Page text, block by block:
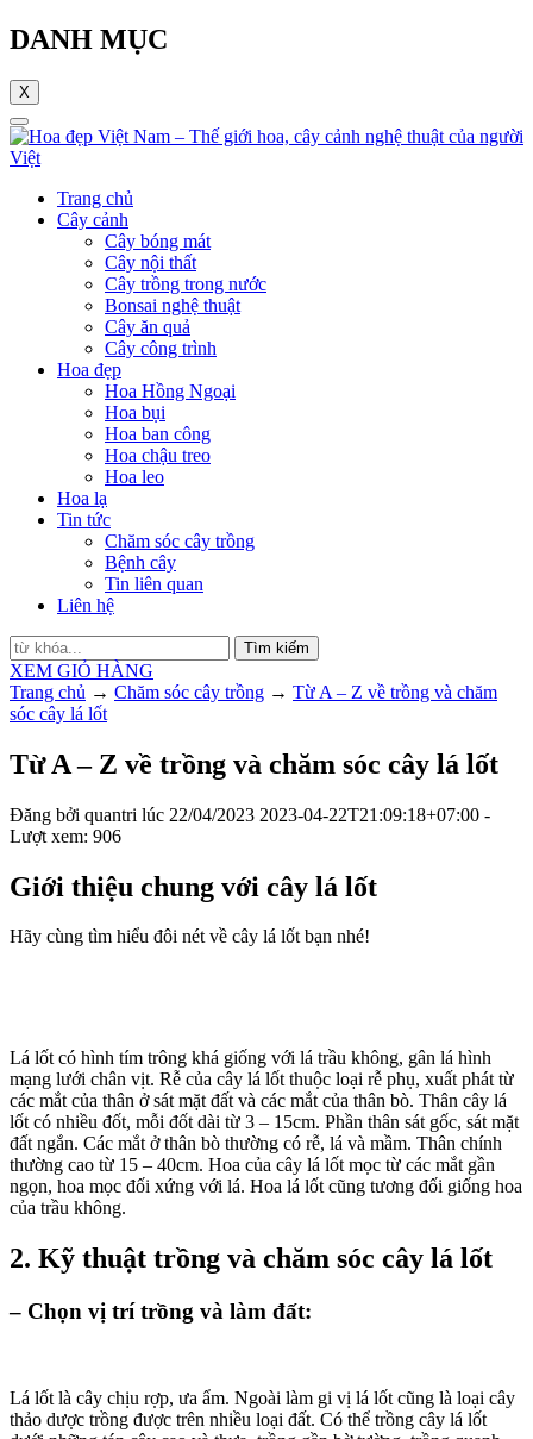
DANH MỤC
X
Trang chủ
Cây cảnh
Cây bóng mát
Cây nội thất
Cây trồng trong nước
Bonsai nghệ thuật
Cây ăn quả
Cây công trình
Hoa đẹp
Hoa Hồng Ngoại
Hoa bụi
Hoa ban công
Hoa chậu treo
Hoa leo
Hoa lạ
Tin tức
Chăm sóc cây trồng
Bệnh cây
Tin liên quan
Liên hệ
Tìm kiếm
XEM GIỎ HÀNG
Trang chủ → Chăm sóc cây trồng → Từ A – Z về trồng và chăm
sóc cây lá lốt
Từ A – Z về trồng và chăm sóc cây lá lốt
Đăng bởi quantri lúc 22/04/2023 2023-04-22T21:09:18+07:00 -
Lượt xem: 906
Giới thiệu chung với cây lá lốt
Hãy cùng tìm hiểu đôi nét về cây lá lốt bạn nhé!
Lá lốt có hình tím trông khá giống với lá trầu không, gân lá hình
mạng lưới chân vịt. Rễ của cây lá lốt thuộc loại rễ phụ, xuất phát từ
các mắt của thân ở sát mặt đất và các mắt của thân bò. Thân cây lá
lốt có nhiều đốt, mỗi đốt dài từ 3 – 15cm. Phần thân sát gốc, sát mặt
đất ngắn. Các mắt ở thân bò thường có rễ, lá và mầm. Thân chính
thường cao từ 15 – 40cm. Hoa của cây lá lốt mọc từ các mắt gần
ngọn, hoa mọc đối xứng với lá. Hoa lá lốt cũng tương đối giống hoa
của trầu không.
2. Kỹ thuật trồng và chăm sóc cây lá lốt
– Chọn vị trí trồng và làm đất:
Lá lốt là cây chịu rợp, ưa ẩm. Ngoài làm gi vị lá lốt cũng là loại cây
thảo dược trồng được trên nhiều loại đất. Có thể trồng cây lá lốt